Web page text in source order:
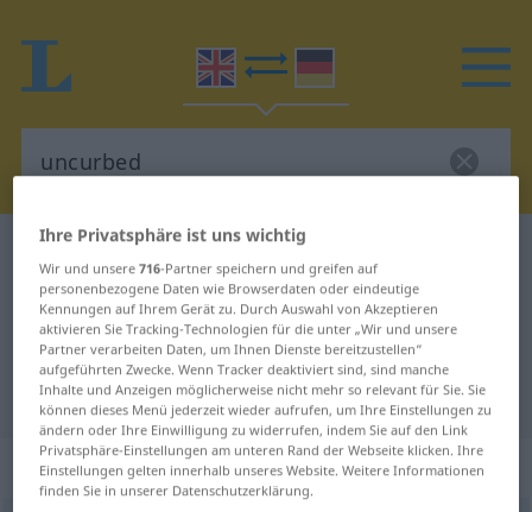
Englisch-Deutsch Wörterbuch
Englisch-Deutsch Übersetzung für
"uncurbed"
"uncurbed" Deutsch Übersetzung
„uncurbed“: adjective
Ihre Privatsphäre ist uns wichtig
Wir und unsere716-Partner speichern und greifen auf
personenbezogene Daten wie Browserdaten oder eindeutige
Kennungen auf Ihrem Gerät zu. Durch Auswahl von Akzeptieren
aktivieren Sie Tracking-Technologien für die unter „Wir und unsere
Partner verarbeiten Daten, um Ihnen Dienste bereitzustellen“
aufgeführten Zwecke. Wenn Tracker deaktiviert sind, sind manche
Inhalte und Anzeigen möglicherweise nicht mehr so relevant für Sie. Sie
können dieses Menü jederzeit wieder aufrufen, um Ihre Einstellungen zu
ändern oder Ihre Einwilligung zu widerrufen, indem Sie auf den Link
Privatsphäre-Einstellungen am unteren Rand der Webseite klicken. Ihre
Einstellungen gelten innerhalb unseres Website. Weitere Informationen
finden Sie in unserer Datenschutzerklärung.